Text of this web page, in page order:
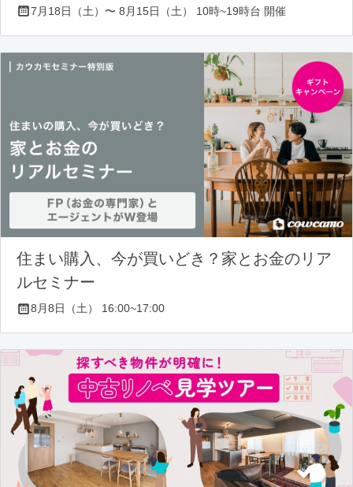
7月18日（土）〜 8月15日（土） 10時~19時台 開催
住まい購入、今が買いどき？家とお金のリア
ルセミナー
8月8日（土） 16:00~17:00